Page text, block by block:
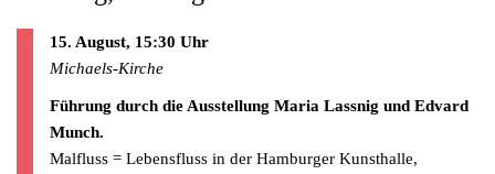
15. August, 15:30 Uhr
Michaels-Kirche
Führung durch die Ausstellung Maria Lassnig und Edvard
Munch.
Malfluss = Lebensfluss in der Hamburger Kunsthalle,